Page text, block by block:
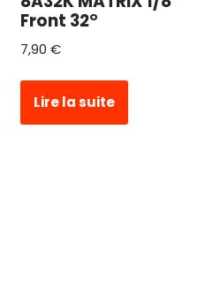
Front 32°
7,90 €
Lire la suite